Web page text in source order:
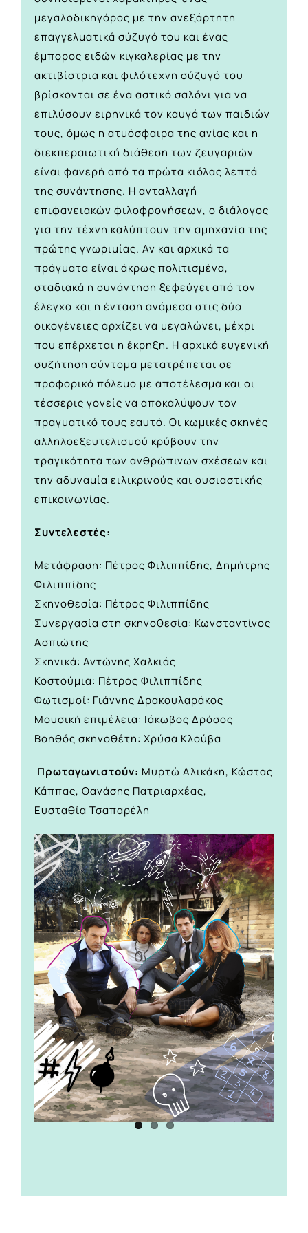
μεγαλοδικηγόρος με την ανεξάρτητη
επαγγελματικά σύζυγό του και ένας
έμπορος ειδών κιγκαλερίας με την
ακτιβίστρια και φιλότεχνη σύζυγό του
βρίσκονται σε ένα αστικό σαλόνι για να
επιλύσουν ειρηνικά τον καυγά των παιδιών
τους, όμως η ατμόσφαιρα της ανίας και η
διεκπεραιωτική διάθεση των ζευγαριών
είναι φανερή από τα πρώτα κιόλας λεπτά
της συνάντησης. Η ανταλλαγή
επιφανειακών φιλοφρονήσεων, ο διάλογος
για την τέχνη καλύπτουν την αμηχανία της
πρώτης γνωριμίας. Αν και αρχικά τα
πράγματα είναι άκρως πολιτισμένα,
σταδιακά η συνάντηση ξεφεύγει από τον
έλεγχο και η ένταση ανάμεσα στις δύο
οικογένειες αρχίζει να μεγαλώνει, μέχρι
που επέρχεται η έκρηξη. Η αρχικά ευγενική
συζήτηση σύντομα μετατρέπεται σε
προφορικό πόλεμο με αποτέλεσμα και οι
τέσσερις γονείς να αποκαλύψουν τον
πραγματικό τους εαυτό. Οι κωμικές σκηνές
αλληλοεξευτελισμού κρύβουν την
τραγικότητα των ανθρώπινων σχέσεων και
την αδυναμία ειλικρινούς και ουσιαστικής
επικοινωνίας.
Συντελεστές:
Μετάφραση: Πέτρος Φιλιππίδης, Δημήτρης
Φιλιππίδης
Σκηνοθεσία: Πέτρος Φιλιππίδης
Συνεργασία στη σκηνοθεσία: Κωνσταντίνος
Ασπιώτης
Σκηνικά: Αντώνης Χαλκιάς
Κοστούμια: Πέτρος Φιλιππίδης
Φωτισμοί: Γιάννης Δρακουλαράκος
Μουσική επιμέλεια: Ιάκωβος Δρόσος
Βοηθός σκηνοθέτη: Χρύσα Κλούβα
Πρωταγωνιστούν: Μυρτώ Αλικάκη, Κώστας
Κάππας, Θανάσης Πατριαρχέας,
Ευσταθία Τσαπαρέλη